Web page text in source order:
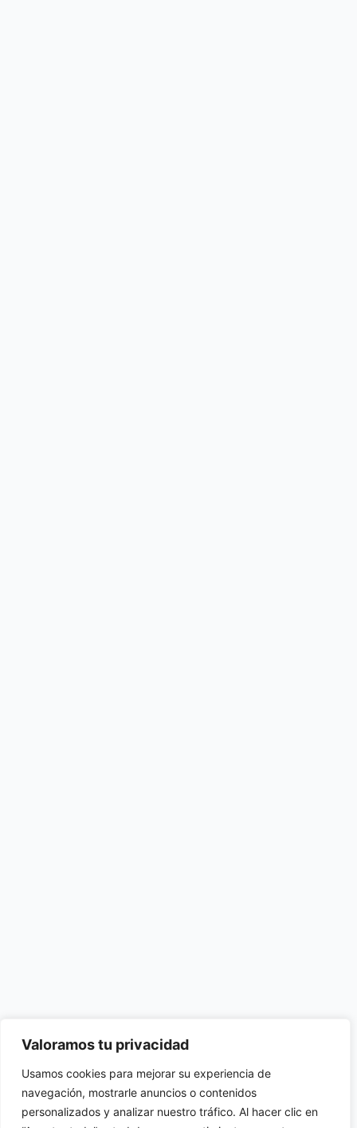
Valoramos tu privacidad
Usamos cookies para mejorar su experiencia de
navegación, mostrarle anuncios o contenidos
personalizados y analizar nuestro tráfico. Al hacer clic en